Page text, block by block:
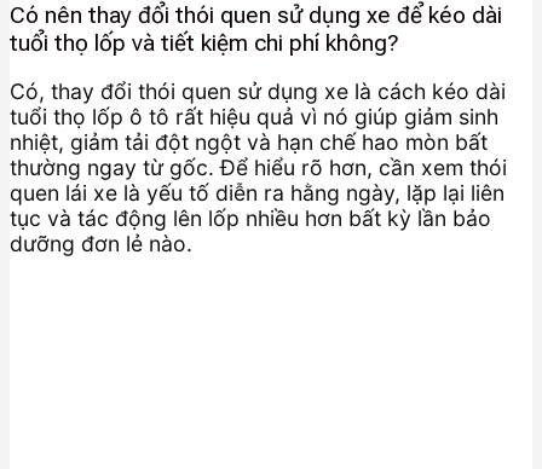
Có nên thay đổi thói quen sử dụng xe để kéo dài
tuổi thọ lốp và tiết kiệm chi phí không?
Có, thay đổi thói quen sử dụng xe là cách kéo dài
tuổi thọ lốp ô tô rất hiệu quả vì nó giúp giảm sinh
nhiệt, giảm tải đột ngột và hạn chế hao mòn bất
thường ngay từ gốc. Để hiểu rõ hơn, cần xem thói
quen lái xe là yếu tố diễn ra hằng ngày, lặp lại liên
tục và tác động lên lốp nhiều hơn bất kỳ lần bảo
dưỡng đơn lẻ nào.